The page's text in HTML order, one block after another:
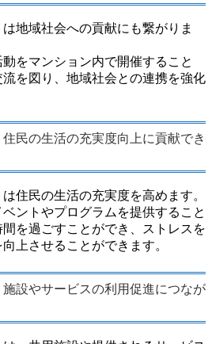
地域社会への貢献にも繋がりま
をマンション内で開催すること
を図り、地域社会との連携を強化
民の生活の充実度向上に貢献でき
住民の生活の充実度を高めます。
ントやプログラムを提供すること
を過ごすことができ、ストレスを
上させることができます。
設やサービスの利用促進につなが